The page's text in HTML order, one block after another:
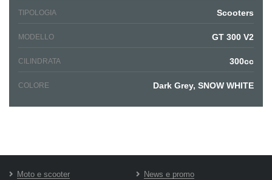
TIPOLOGIA Scooters
MODELLO GT 300 V2
CILINDRATA 300cc
COLORE Dark Grey, SNOW WHITE
Moto e scooter
News e promo